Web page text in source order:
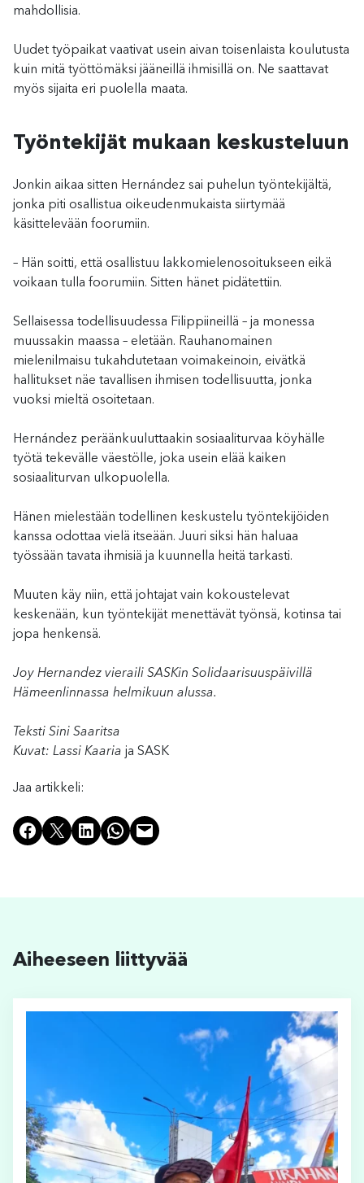
mahdollisia.
Uudet työpaikat vaativat usein aivan toisenlaista koulutusta
kuin mitä työttömäksi jääneillä ihmisillä on. Ne saattavat
myös sijaita eri puolella maata.
Työntekijät mukaan keskusteluun
Jonkin aikaa sitten Hernández sai puhelun työntekijältä,
jonka piti osallistua oikeudenmukaista siirtymää
käsittelevään foorumiin.
– Hän soitti, että osallistuu lakkomielenosoitukseen eikä
voikaan tulla foorumiin. Sitten hänet pidätettiin.
Sellaisessa todellisuudessa Filippiineillä – ja monessa
muussakin maassa – eletään. Rauhanomainen
mielenilmaisu tukahdutetaan voimakeinoin, eivätkä
hallitukset näe tavallisen ihmisen todellisuutta, jonka
vuoksi mieltä osoitetaan.
Hernández peräänkuuluttaakin sosiaaliturvaa köyhälle
työtä tekevälle väestölle, joka usein elää kaiken
sosiaaliturvan ulkopuolella.
Hänen mielestään todellinen keskustelu työntekijöiden
kanssa odottaa vielä itseään. Juuri siksi hän haluaa
työssään tavata ihmisiä ja kuunnella heitä tarkasti.
Muuten käy niin, että johtajat vain kokoustelevat
keskenään, kun työntekijät menettävät työnsä, kotinsa tai
jopa henkensä.
Joy Hernandez vieraili SASKin Solidaarisuuspäivillä
Hämeenlinnassa helmikuun alussa.
Teksti Sini Saaritsa
Kuvat: Lassi Kaaria ja SASK
Jaa artikkeli:
Share on Facebook
Share on X Share on LinkedIn
Share on WhatsApp
Email this Page
Aiheeseen liittyvää